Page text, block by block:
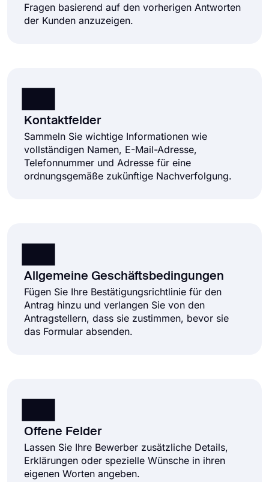
Fragen basierend auf den vorherigen Antworten
der Kunden anzuzeigen.
Kontaktfelder
Sammeln Sie wichtige Informationen wie
vollständigen Namen, E-Mail-Adresse,
Telefonnummer und Adresse für eine
ordnungsgemäße zukünftige Nachverfolgung.
Allgemeine Geschäftsbedingungen
Fügen Sie Ihre Bestätigungsrichtlinie für den
Antrag hinzu und verlangen Sie von den
Antragstellern, dass sie zustimmen, bevor sie
das Formular absenden.
Offene Felder
Lassen Sie Ihre Bewerber zusätzliche Details,
Erklärungen oder spezielle Wünsche in ihren
eigenen Worten angeben.